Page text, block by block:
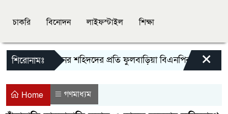
চাকরি বিনোদন লাইফস্টাইল শিক্ষা
শিরোনামঃ
গণঅভ্যুত্থানের শহিদদের প্রতি ফুলবাড়িয়া বিএনপির শ্রদ্ধা নিবেদন
×
Home গণমাধ্যম